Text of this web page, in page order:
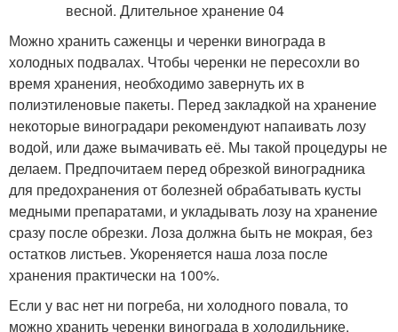
Можно хранить саженцы и черенки винограда в
холодных подвалах. Чтобы черенки не пересохли во
время хранения, необходимо завернуть их в
полиэтиленовые пакеты. Перед закладкой на хранение
некоторые виноградари рекомендуют напаивать лозу
водой, или даже вымачивать её. Мы такой процедуры не
делаем. Предпочитаем перед обрезкой виноградника
для предохранения от болезней обрабатывать кусты
медными препаратами, и укладывать лозу на хранение
сразу после обрезки. Лоза должна быть не мокрая, без
остатков листьев. Укореняется наша лоза после
хранения практически на 100%.
Если у вас нет ни погреба, ни холодного повала, то
можно хранить черенки винограда в холодильнике.